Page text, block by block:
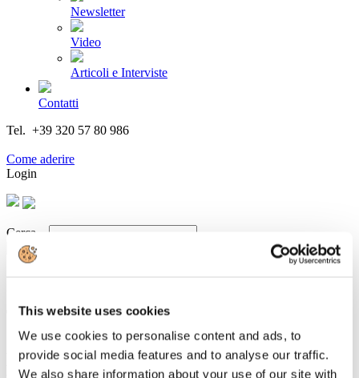
This website uses cookies
We use cookies to personalise content and ads, to
provide social media features and to analyse our traffic.
We also share information about your use of our site with
Newsletter
Video
Articoli e Interviste
Contatti
Tel. +39 320 57 80 986
Come aderire
Login
Cerca...
TRENITALIA: TRENI DIRETTI E
SCONTO DEL 50% PER LA FIERA
DELL’EDITORIA ITALIANA “TEMPO